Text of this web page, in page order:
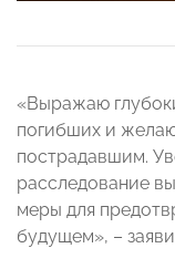
«Выражаю
погибших и
пострадавшим.
расследование
меры для
будущем», –